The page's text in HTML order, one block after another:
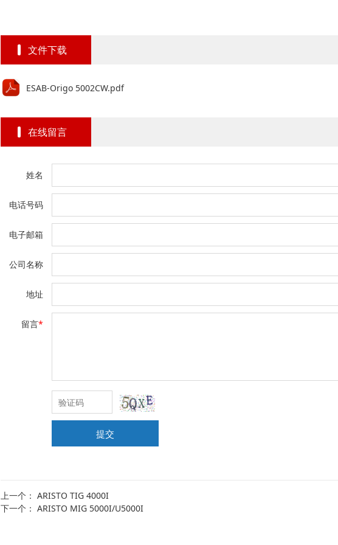
文件下载
ESAB-Origo 5002CW.pdf
在线留言
姓名
电话号码
电子邮箱
公司名称
地址
留言*
提交
上一个： ARISTO TIG 4000I
下一个： ARISTO MIG 5000I/U5000I